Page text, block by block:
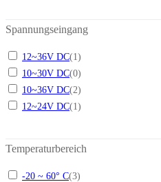
Spannungseingang
12~36V DC(1 )
10~30V DC(0)
10~36V DC(2)
12~24V DC(1 )
Temperaturbereich
-20 ~ 60° C(3)